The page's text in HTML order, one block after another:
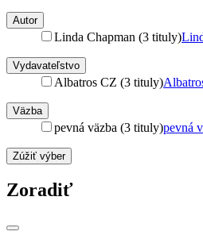
Autor
Linda Chapman (3 tituly)
Vydavateľstvo
Albatros CZ (3 tituly)
Väzba
pevná väzba (3 tituly)pevná
Zúžiť výber
Zoradiť